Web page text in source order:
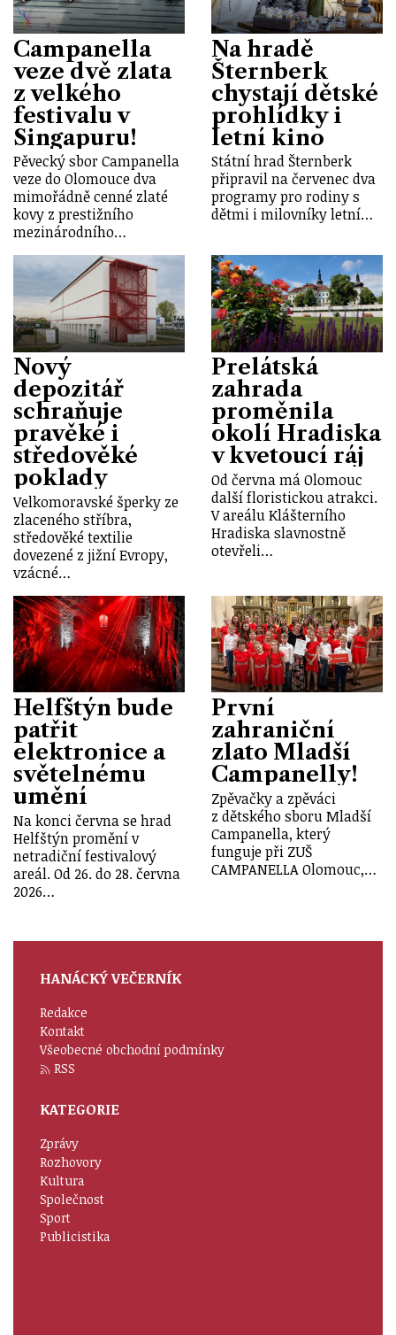
Campanella
veze dvě zlata
z velkého
festivalu v
Singapuru!
Pěvecký sbor Campanella
veze do Olomouce dva
mimořádně cenné zlaté
kovy z prestižního
mezinárodního…
Na hradě
Šternberk
chystají dětské
prohlídky i
letní kino
Státní hrad Šternberk
připravil na červenec dva
programy pro rodiny s
dětmi i milovníky letní…
Nový
depozitář
schraňuje
pravěké i
středověké
poklady
Velkomoravské šperky ze
zlaceného stříbra,
středověké textilie
dovezené z jižní Evropy,
vzácné…
Prelátská
zahrada
proměnila
okolí Hradiska
v kvetoucí ráj
Od června má Olomouc
další floristickou atrakci.
V areálu Klášterního
Hradiska slavnostně
otevřeli…
Helfštýn bude
patřit
elektronice a
světelnému
umění
Na konci června se hrad
Helfštýn promění v
netradiční festivalový
areál. Od 26. do 28. června
2026…
První
zahraniční
zlato Mladší
Campanelly!
Zpěvačky a zpěváci
z dětského sboru Mladší
Campanella, který
funguje při ZUŠ
CAMPANELLA Olomouc,…
HANÁCKÝ VEČERNÍK
Redakce
Kontakt
Všeobecné obchodní podmínky
RSS
KATEGORIE
Zprávy
Rozhovory
Kultura
Společnost
Sport
Publicistika